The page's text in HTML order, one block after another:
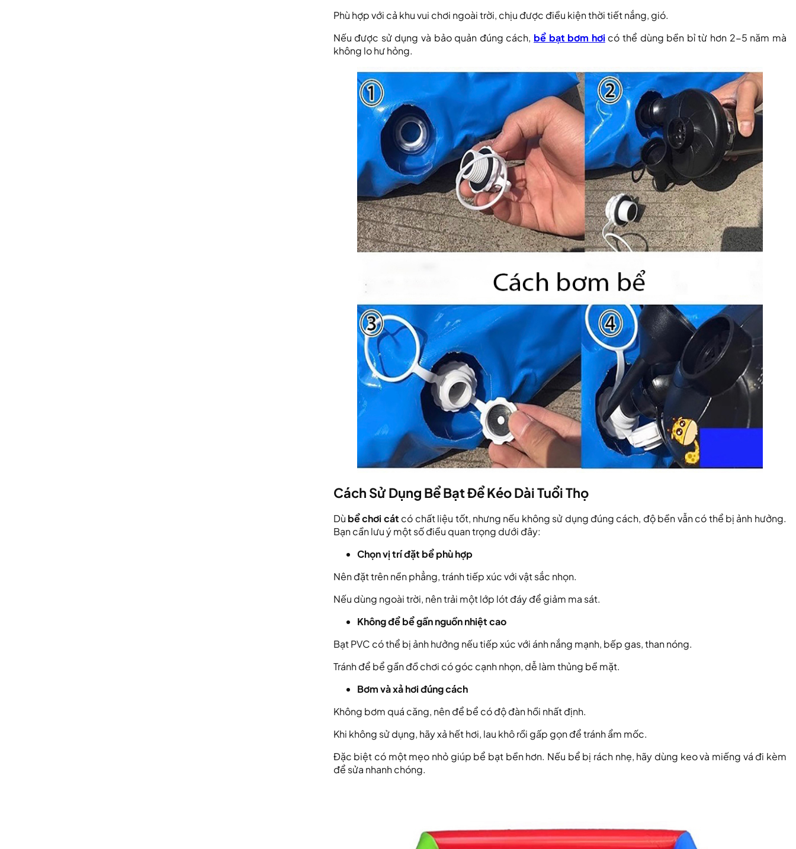
Phù hợp với cả khu vui chơi ngoài trời, chịu được điều kiện thời tiết nắng, gió.
Nếu được sử dụng và bảo quản đúng cách, bể bạt bơm hơi có thể dùng bền bỉ từ hơn 2-5 năm mà
không lo hư hỏng.
Cách Sử Dụng Bể Bạt Để Kéo Dài Tuổi Thọ
Dù bể chơi cát có chất liệu tốt, nhưng nếu không sử dụng đúng cách, độ bền vẫn có thể bị ảnh hưởng.
Bạn cần lưu ý một số điều quan trọng dưới đây:
Chọn vị trí đặt bể phù hợp
Nên đặt trên nền phẳng, tránh tiếp xúc với vật sắc nhọn.
Nếu dùng ngoài trời, nên trải một lớp lót đáy để giảm ma sát.
Không để bể gần nguồn nhiệt cao
Bạt PVC có thể bị ảnh hưởng nếu tiếp xúc với ánh nắng mạnh, bếp gas, than nóng.
Tránh để bể gần đồ chơi có góc cạnh nhọn, dễ làm thủng bề mặt.
Bơm và xả hơi đúng cách
Không bơm quá căng, nên để bể có độ đàn hồi nhất định.
Khi không sử dụng, hãy xả hết hơi, lau khô rồi gấp gọn để tránh ẩm mốc.
Đặc biệt có một mẹo nhỏ giúp bể bạt bền hơn. Nếu bể bị rách nhẹ, hãy dùng keo và miếng vá đi kèm
để sửa nhanh chóng.